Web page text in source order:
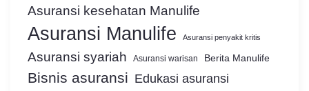
Asuransi kesehatan Manulife
Asuransi Manulife Asuransi penyakit kritis
Asuransi syariah Asuransi warisan Berita Manulife
Bisnis asuransi Edukasi asuransi